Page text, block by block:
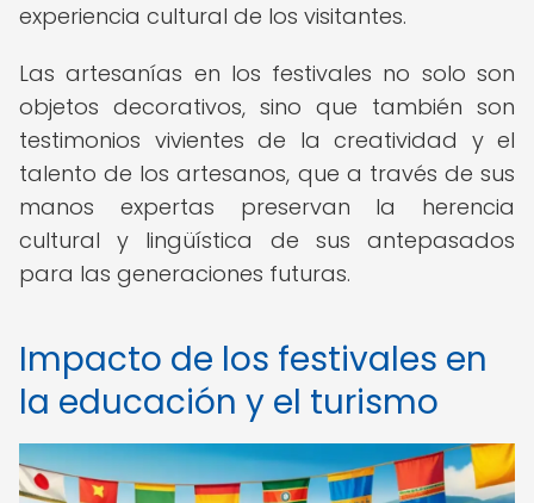
experiencia cultural de los visitantes.
Las artesanías en los festivales no solo son
objetos decorativos, sino que también son
testimonios vivientes de la creatividad y el
talento de los artesanos, que a través de sus
manos expertas preservan la herencia
cultural y lingüística de sus antepasados
para las generaciones futuras.
Impacto de los festivales en
la educación y el turismo